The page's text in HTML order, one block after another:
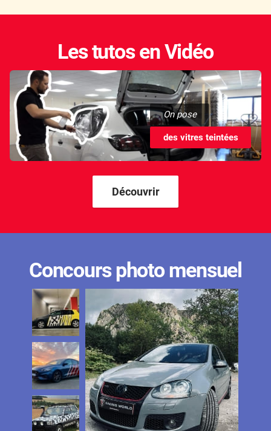
Les tutos en Vidéo
On pose
des vitres teintées
Découvrir
Concours photo mensuel